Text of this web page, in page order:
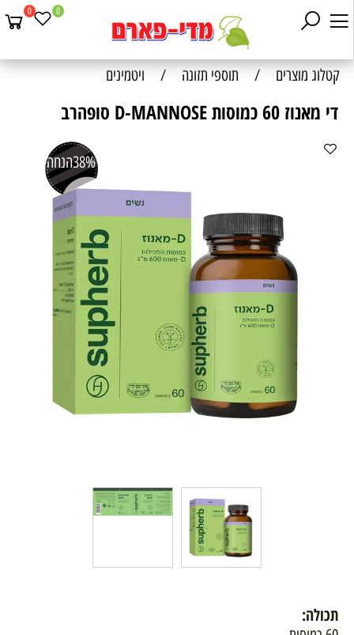
0 0
קטלוג מוצרים / תוספי תזונה / ויטמינים
די מאנוז 60 כמוסות D-MANNOSE סופהרב
38%הנחה
תכולה: